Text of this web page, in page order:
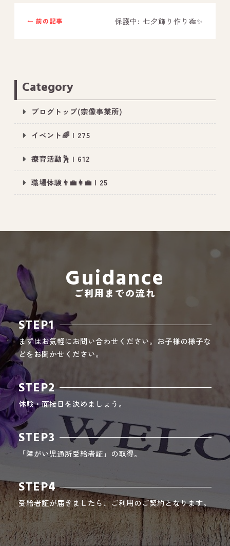
－ 福津事業所のブログ
－ 鳥栖事業所のブログ
Instagram 事業所紹介動画
CEO BLOG
オールピース代表の部屋
← 前の記事 保護中: 七夕飾り作り🎋✨
Category
ブログトップ(宗像事業所)
イベント🌈 | 275
療育活動🕺 | 612
職場体験👨‍💼👩‍💼 | 25
Guidance
ご利用までの流れ
STEP1
まずはお気軽にお問い合わせください。お子様の様子な
どをお聞かせください。
STEP2
体験・面接日を決めましょう。
STEP3
「障がい児通所受給者証」の取得。
STEP4
受給者証が届きましたら、ご利用のご契約となります。